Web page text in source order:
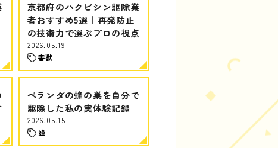
京都府のハクビシン駆除業
者おすすめ5選｜再発防止
の技術力で選ぶプロの視点
2026.05.19
害獣
ベランダの蜂の巣を自分で
駆除した私の実体験記録
2026.05.15
蜂